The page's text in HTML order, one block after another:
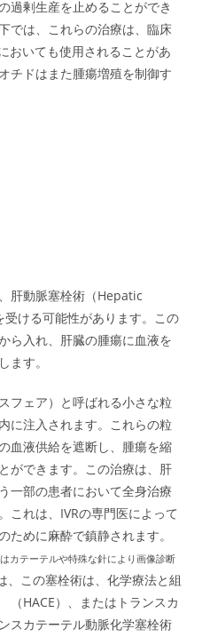
過剰生産を止めることができ
では、これらの治療は、臨床
おいても使用されることがあ
チドはまた腫瘍増殖を制御す
肝動脈塞栓術（Hepatic
ける可能性があります。この
ら入れ、肝臓の腫瘍に血液を
ます。
フェア）と呼ばれる小さな粒
に注入されます。これらの粒
血液供給を遮断し、腫瘍を縮
ができます。この治療は、肝
一部の患者において全身治療
これは、IVRの専門医によって
ために麻酔で鎮静されます。
カテーテルや特殊な針により画像診断
、この塞栓術は、化学療法と組
HACE）、またはトランスカ
スカテーテル動脈化学塞栓術